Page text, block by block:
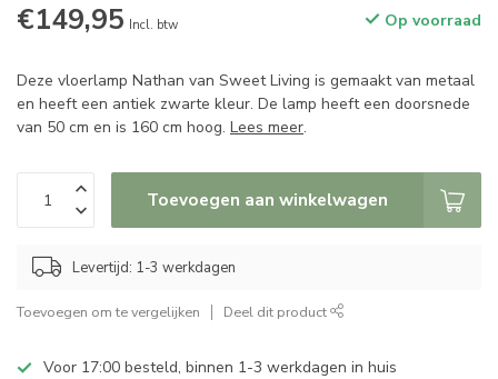
€149,95 Incl. btw Op voorraad
Deze vloerlamp Nathan van Sweet Living is gemaakt van metaal
en heeft een antiek zwarte kleur. De lamp heeft een doorsnede
van 50 cm en is 160 cm hoog. Lees meer.
Toevoegen aan winkelwagen
Levertijd: 1-3 werkdagen
Toevoegen om te vergelijken Deel dit product
Voor 17:00 besteld, binnen 1-3 werkdagen in huis